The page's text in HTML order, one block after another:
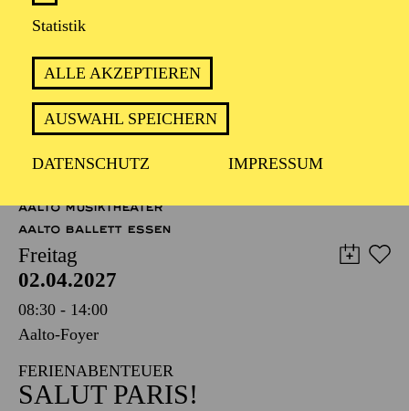
Statistik
ALLE AKZEPTIEREN
AUSWAHL SPEICHERN
DATENSCHUTZ IMPRESSUM
Zusammengestellt, bearbeitet und ergänzt von Adolf Müller
junior; Libretto von Viktor Léon und Leo Stein
TICKETS
AALTO MUSIKTHEATER
Freitag
02.04.2027
08:30 - 14:00
Aalto-Foyer
FERIENABENTEUER
SALUT PARIS!
Für Kinder zwischen 11 und 14 Jahren
Abschlussperformance im Anschluss ab 14:00 Uhr im Foyer